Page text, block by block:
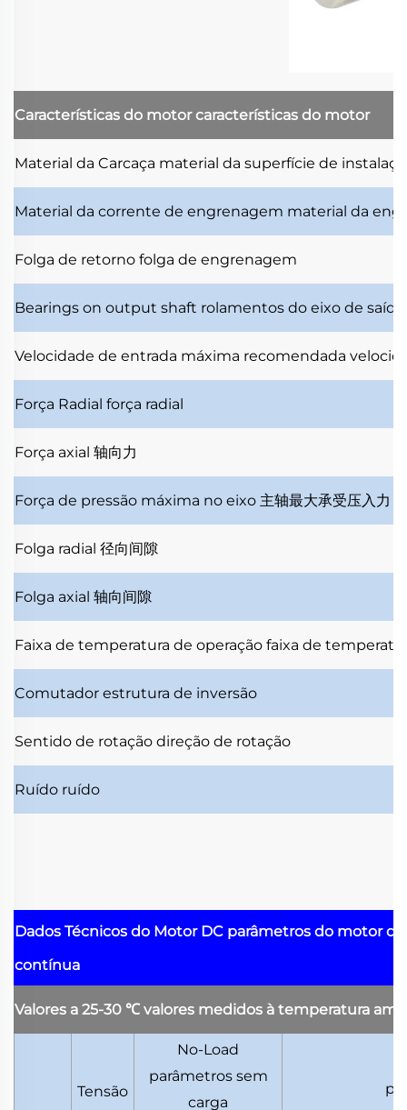
Características do motorcaracterísticas do motor
Material da Carcaça material da superfície de
Material da corrente de engrenagem material da
Folga de retorno folga de engrenagem
Bearings on output shaft rolamentos do eixo de saída
Velocidade de entrada máxima recomendada
Força Radial força radial
Força axial 轴向力
Força de pressão máxima no eixo 主轴最大承受压入力
Folga radial 径向间隙
Folga axial 轴向间隙
Faixa de temperatura de operação faixa de
Comutador estrutura de inversão
Sentido de rotação direção de rotação
Ruído ruído
Dados Técnicos do Motor DC parâmetros do motor
contínua
Valores a 25-30 ℃ valores medidos à temperatura
Tensão
No-Load
parâmetros sem
carga